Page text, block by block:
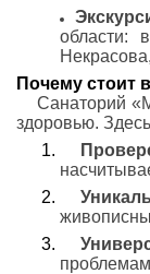
области:
Почему стоит
Санаторий
здоровью.